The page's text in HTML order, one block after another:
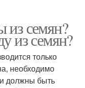
из семян?
из семян?
только
необходимо
должны быть